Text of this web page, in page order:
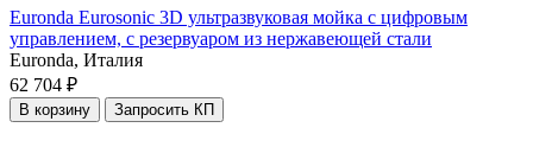
Euronda Eurosonic 3D ультразвуковая мойка с цифровым
управлением, с резервуаром из нержавеющей стали
Euronda, Италия
62 704 ₽
В корзину Запросить КП